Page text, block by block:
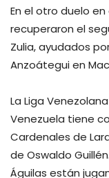
En el otro duelo
recuperaron el
Zulia, ayudados
Anzoátegui en
La Liga
Venezuela tiene
Cardenales de
de Oswaldo
Águilas están